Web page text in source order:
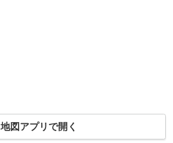
地図アプリで開く